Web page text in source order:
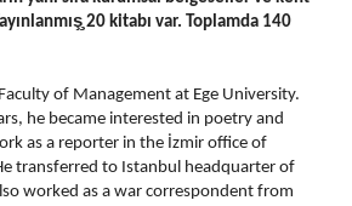
20 kitabı var. Toplamda 140
of Management at Ege University.
he became interested in poetry and
as a reporter in the İzmir office of
transferred to Istanbul headquarter of
worked as a war correspondent from